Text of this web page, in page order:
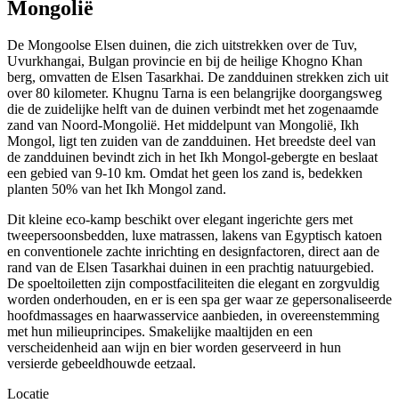
Mongolië
De Mongoolse Elsen duinen, die zich uitstrekken over de Tuv,
Uvurkhangai, Bulgan provincie en bij de heilige Khogno Khan
berg, omvatten de Elsen Tasarkhai. De zandduinen strekken zich uit
over 80 kilometer. Khugnu Tarna is een belangrijke doorgangsweg
die de zuidelijke helft van de duinen verbindt met het zogenaamde
zand van Noord-Mongolië. Het middelpunt van Mongolië, Ikh
Mongol, ligt ten zuiden van de zandduinen. Het breedste deel van
de zandduinen bevindt zich in het Ikh Mongol-gebergte en beslaat
een gebied van 9-10 km. Omdat het geen los zand is, bedekken
planten 50% van het Ikh Mongol zand.
Dit kleine eco-kamp beschikt over elegant ingerichte gers met
tweepersoonsbedden, luxe matrassen, lakens van Egyptisch katoen
en conventionele zachte inrichting en designfactoren, direct aan de
rand van de Elsen Tasarkhai duinen in een prachtig natuurgebied.
De spoeltoiletten zijn compostfaciliteiten die elegant en zorgvuldig
worden onderhouden, en er is een spa ger waar ze gepersonaliseerde
hoofdmassages en haarwasservice aanbieden, in overeenstemming
met hun milieuprincipes. Smakelijke maaltijden en een
verscheidenheid aan wijn en bier worden geserveerd in hun
versierde gebeeldhouwde eetzaal.
Locatie